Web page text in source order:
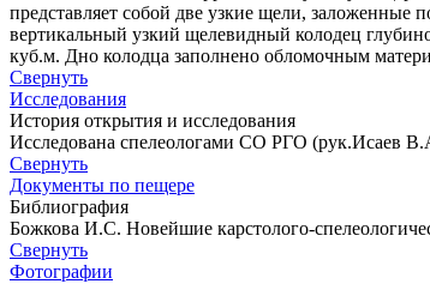
представляет собой две узкие щели,
вертикальный узкий щелевидный колодец
куб.м. Дно колодца заполнено обломочным
Свернуть
Исследования
История открытия и исследования
Исследована спелеологами СО РГО (рук.Исаев
Свернуть
Документы по пещере
Библиография
Божкова И.С. Новейшие карстолого-
Свернуть
Фотографии